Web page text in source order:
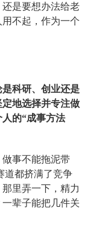
是要想办法给老
不起，作为一个
科研、创业还是
地选择并专注做
的“成事方法
事不能拖泥带
道都挤满了竞争
里弄一下，精力
辈子能把几件关